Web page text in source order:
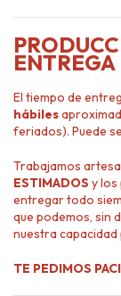
ENTREGA
El tiempo de
hábiles
feriados). Puede
Trabajamos
ESTIMADOS y los
entregar todo
que podemos, sin
nuestra capacidad
TE PEDIMOS